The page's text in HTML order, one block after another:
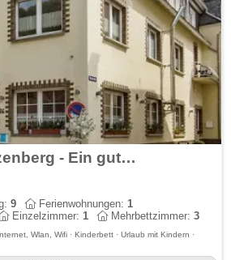
Haus Schwarzenberg - Ein guter Ausgangspunkt für Ihre Aktivitäten und Ferienwohnung mit Blick auf die Mosel (bis zu 4 Personen)
9 Ferienwohnungen:1
Einzelzimmer:1 Mehrbettzimmer:3
Wlan, Wifi · Kinderbett · Urlaub mit Kindern ·